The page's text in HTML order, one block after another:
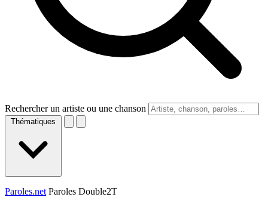
Rechercher un artiste ou une chanson
Thématiques
Paroles.net Paroles Double2T